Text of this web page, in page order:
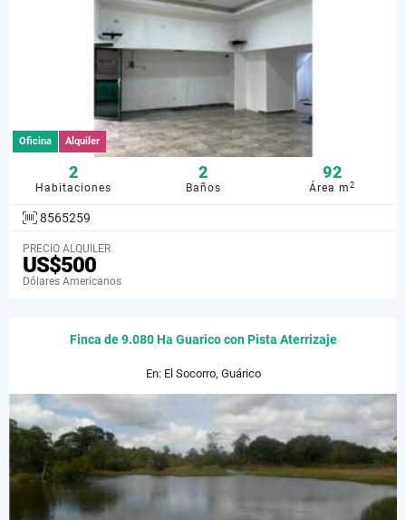
Oficina Alquiler
2
Habitaciones
2
Baños
92
Área m2
8565259
PRECIO ALQUILER
US$500
Dólares Americanos
Finca de 9.080 Ha Guarico con Pista Aterrizaje
En: El Socorro, Guárico